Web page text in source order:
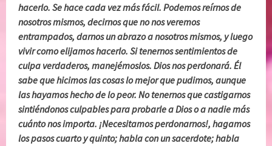
hacerlo. Se hace cada vez más fácil. Podemos reírnos de
nosotros mismos, decirnos que no nos veremos
entrampados, darnos un abrazo a nosotros mismos, y luego
vivir como elijamos hacerlo. Si tenernos sentimientos de
culpa verdaderos, manejémoslos. Dios nos perdonará. Él
sabe que hicimos las cosas lo mejor que pudimos, aunque
las hayamos hecho de lo peor. No tenernos que castigarnos
sintiéndonos culpables para probarle a Dios o a nadie más
cuánto nos importa. ¡Necesitamos perdonarnos!, hagamos
los pasos cuarto y quinto; habla con un sacerdote; habla